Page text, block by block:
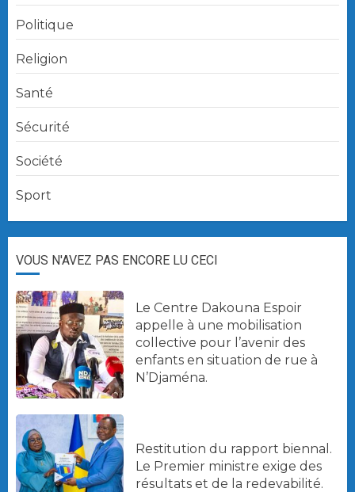
Politique
Religion
Santé
Sécurité
Société
Sport
VOUS N'AVEZ PAS ENCORE LU CECI
Le Centre Dakouna Espoir
appelle à une mobilisation
collective pour l’avenir des
enfants en situation de rue à
N’Djaména.
Restitution du rapport biennal.
Le Premier ministre exige des
résultats et de la redevabilité.